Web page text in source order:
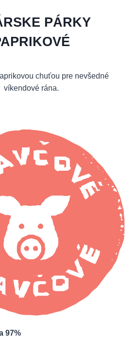
PÁRKY
chuťou pre nevšedné
víkendové rána.
97%